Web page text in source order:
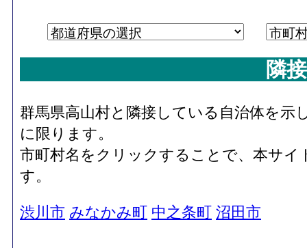
隣
群馬県高山村と隣接している自治体を示
に限ります。
市町村名をクリックすることで、本サ
す。
渋川市 みなかみ町 中之条町 沼田市